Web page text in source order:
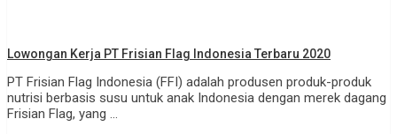
Lowongan Kerja PT Frisian Flag Indonesia Terbaru 2020
PT Frisian Flag Indonesia (FFI) adalah produsen produk-produk
nutrisi berbasis susu untuk anak Indonesia dengan merek dagang
Frisian Flag, yang ...